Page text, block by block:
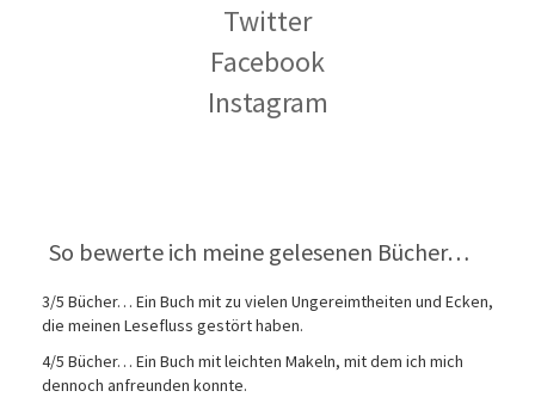
Twitter
Facebook
Instagram
So bewerte ich meine gelesenen Bücher…
3/5 Bücher… Ein Buch mit zu vielen Ungereimtheiten und Ecken,
die meinen Lesefluss gestört haben.
4/5 Bücher… Ein Buch mit leichten Makeln, mit dem ich mich
dennoch anfreunden konnte.